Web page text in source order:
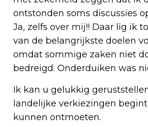
ontstonden soms discussies
Ja, zelfs over mij!! Daar lig ik
van de belangrijkste doelen
omdat sommige zaken niet
bedreigd. Onderduiken was
Ik kan u gelukkig
landelijke verkiezingen
kunnen ontmoeten.